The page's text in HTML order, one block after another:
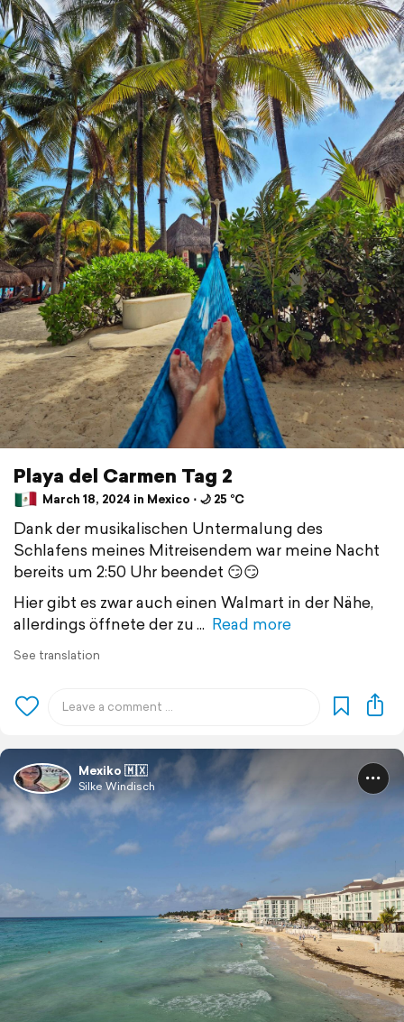
Playa del Carmen Tag 2
March 18, 2024 in Mexico ⋅ 🌙 25 °C
Dank der musikalischen Untermalung des
Schlafens meines Mitreisendem war meine Nacht
bereits um 2:50 Uhr beendet 😏😏
Hier gibt es zwar auch einen Walmart in der Nähe,
allerdings öffnete der zu
Read more
See translation
Mexiko 🇲🇽
Silke Windisch